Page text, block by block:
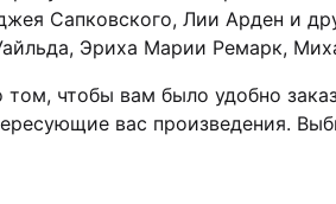
Сапковского, Лии Арден и
Эриха Марии Ремарк,
чтобы вам было удобно
вас произведения.